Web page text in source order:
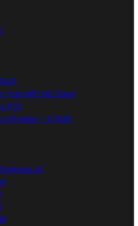
Tab M10 HD 2Gen
P70
K5 Note - A7020
L9